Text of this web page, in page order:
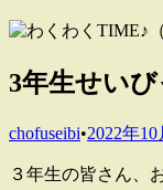
3年生せいび
chofuseibi•2022年10
３年生の皆さん、